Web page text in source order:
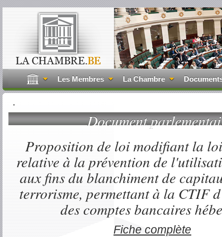
Les Membres La Chambre
.
Document
Proposition de loi modifiant la
relative à la prévention de
aux fins du blanchiment de
terrorisme, permettant à la CTIF
des comptes bancaires
Fiche complète